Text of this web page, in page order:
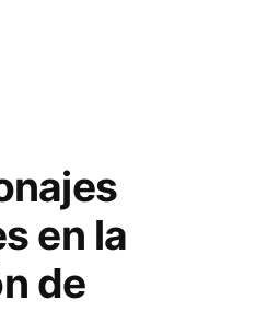
en la
de